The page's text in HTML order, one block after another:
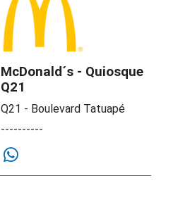
McDonald´s - Quiosque
Q21
Q21 - Boulevard Tatuapé
----------